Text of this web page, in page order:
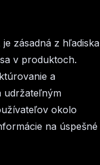
je zásadná z hľadiska
v produktoch.
a
udržateľným
okolo
na úspešné